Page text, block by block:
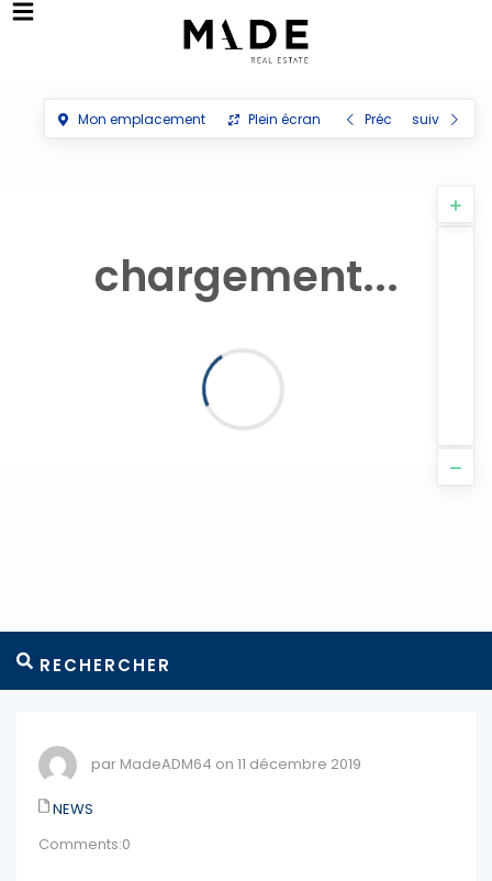
chargement...
Mon emplacement Plein écran Préc suiv
RECHERCHER
par MadeADM64 on 11 décembre 2019
NEWS
Comments:0